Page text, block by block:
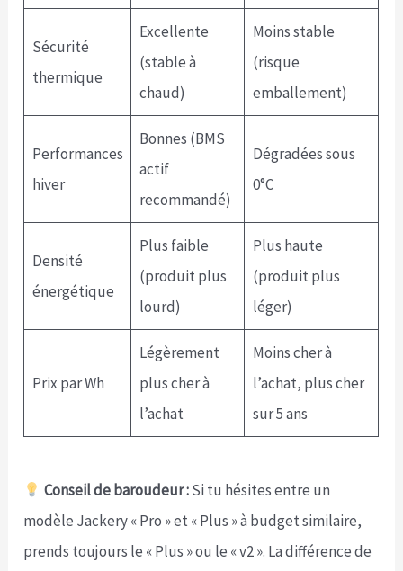
Sécurité
thermique
Excellente
(stable à
chaud)
Moins stable
(risque
emballement)
Performances
hiver
Bonnes (BMS
actif
recommandé)
Dégradées sous
0°C
Densité
énergétique
Plus faible
(produit plus
lourd)
Plus haute
(produit plus
léger)
Prix par Wh
Légèrement
plus cher à
l’achat
Moins cher à
l’achat, plus cher
sur 5 ans
Conseil de baroudeur :Si tu hésites entre un
modèle Jackery « Pro » et « Plus » à budget similaire,
prends toujours le « Plus » ou le « v2 ». La différence de